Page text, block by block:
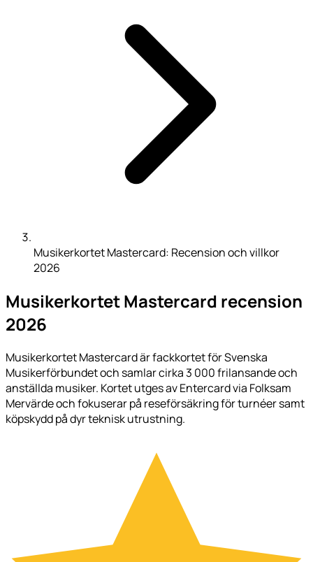
Musikerkortet Mastercard: Recension och villkor
2026
Musikerkortet Mastercard recension
2026
Musikerkortet Mastercard är fackkortet för Svenska
Musikerförbundet och samlar cirka 3 000 frilansande och
anställda musiker. Kortet utges av Entercard via Folksam
Mervärde och fokuserar på reseförsäkring för turnéer samt
köpskydd på dyr teknisk utrustning.